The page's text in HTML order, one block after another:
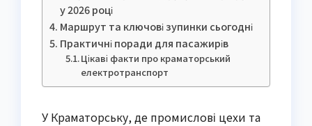
у 2026 році
Маршрут та ключові зупинки сьогодні
Практичні поради для пасажирів
Цікаві факти про краматорський
електротранспорт
У Краматорську, де промислові цехи та